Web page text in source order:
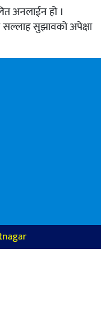
अनलाईन हो ।
सुझावको अपेक्षा